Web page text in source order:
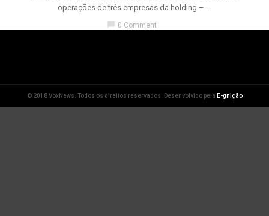
operações de três empresas da holding – ...
chat_bubble 0 Comment
© 2018 VoxNews. Todos os direitos reservados. Desenvolvido pela E-gnição